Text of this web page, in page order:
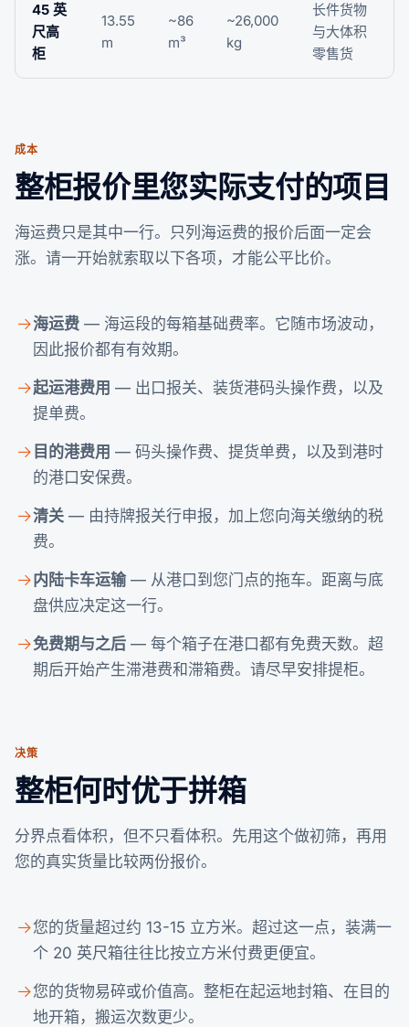
45 英
尺高
柜
13.55
m
~86
m³
~26,000
kg
长件货物
与大体积
零售货
成本
整柜报价里您实际支付的项目
海运费只是其中一行。只列海运费的报价后面一定会
涨。请一开始就索取以下各项，才能公平比价。
海运费 — 海运段的每箱基础费率。它随市场波动，
因此报价都有有效期。
起运港费用 — 出口报关、装货港码头操作费，以及
提单费。
目的港费用 — 码头操作费、提货单费，以及到港时
的港口安保费。
清关 — 由持牌报关行申报，加上您向海关缴纳的税
费。
内陆卡车运输— 从港口到您门点的拖车。距离与底
盘供应决定这一行。
免费期与之后 — 每个箱子在港口都有免费天数。超
期后开始产生滞港费和滞箱费。请尽早安排提柜。
决策
整柜何时优于拼箱
分界点看体积，但不只看体积。先用这个做初筛，再用
您的真实货量比较两份报价。
您的货量超过约 13-15 立方米。超过这一点，装满一
个 20 英尺箱往往比按立方米付费更便宜。
您的货物易碎或价值高。整柜在起运地封箱、在目的
地开箱，搬运次数更少。